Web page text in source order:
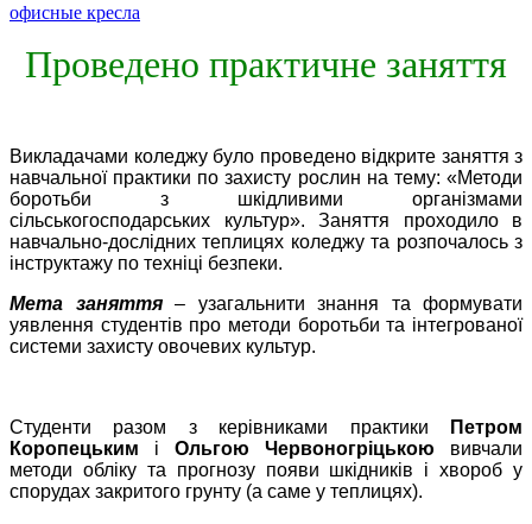
офисные кресла
Проведено практичне заняття
Викладачами коледжу було проведено відкрите заняття з
навчальної практики по захисту рослин на тему: «Методи
боротьби з шкідливими організмами
сільськогосподарських культур». Заняття проходило в
навчально-дослідних теплицях коледжу та розпочалось з
інструктажу по техніці безпеки.
Мета заняття– узагальнити знання та формувати
уявлення студентів про методи боротьби та інтегрованої
системи захисту овочевих культур.
Студенти разом з керівниками практики
Петром
Коропецьким і Ольгою Червоногріцькою вивчали
методи обліку та прогнозу появи шкідників і хвороб у
спорудах закритого грунту (а саме у теплицях).